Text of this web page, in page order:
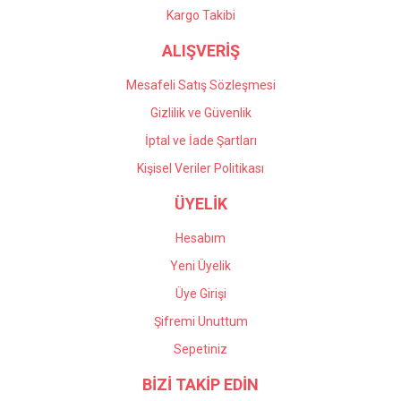
Kargo Takibi
ALIŞVERİŞ
Mesafeli Satış Sözleşmesi
Gizlilik ve Güvenlik
İptal ve İade Şartları
Kişisel Veriler Politikası
ÜYELİK
Hesabım
Yeni Üyelik
Üye Girişi
Şifremi Unuttum
Sepetiniz
BİZİ TAKİP EDİN